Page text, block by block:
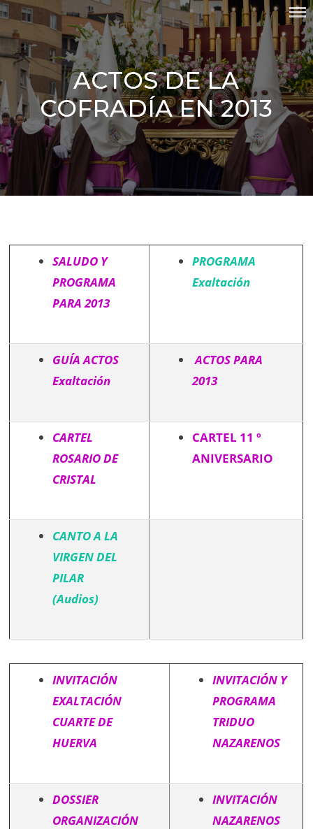
Skip
content
COFRADÍA DEL SANTO CRISTO
DE LA MISERICORDIA Y
NUESTRA SEÑORA DEL
SILENCIO DOLOROSO
ACTOS DE LA
COFRADÍA EN 2013
SALUDO Y
PROGRAMA
PARA 2013
PROGRAMA
Exaltación
GUÍA ACTOS
Exaltación
ACTOS PARA
2013
CARTEL
ROSARIO DE
CRISTAL
CARTEL 11 º
ANIVERSARIO
CANTO A LA
VIRGEN DEL
PILAR
(Audios)
INVITACIÓN
EXALTACIÓN
CUARTE DE
HUERVA
INVITACIÓN Y
PROGRAMA
TRIDUO
NAZARENOS
DOSSIER
ORGANIZACIÓN
INVITACIÓN
NAZARENOS